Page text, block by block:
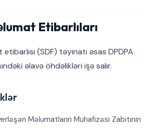
Etibarlıları
(SDF) təyinatı əsas DPDPA
əlavə öhdəlikləri işə salır.
Məlumatların Mühafizəsi Zabitinin